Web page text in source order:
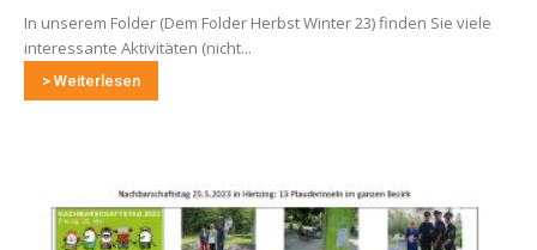
In unserem Folder (Dem Folder Herbst Winter 23) finden Sie viele
interessante Aktivitäten (nicht...
> Weiterlesen